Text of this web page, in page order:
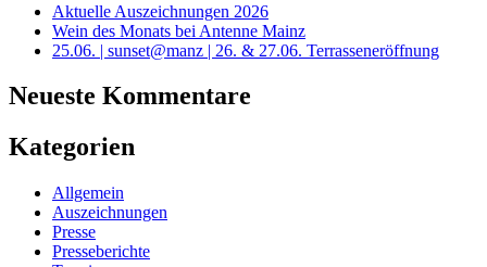
Aktuelle Auszeichnungen 2026
Wein des Monats bei Antenne Mainz
25.06. | sunset@manz | 26. & 27.06. Terrasseneröffnung
Neueste Kommentare
Kategorien
Allgemein
Auszeichnungen
Presse
Presseberichte